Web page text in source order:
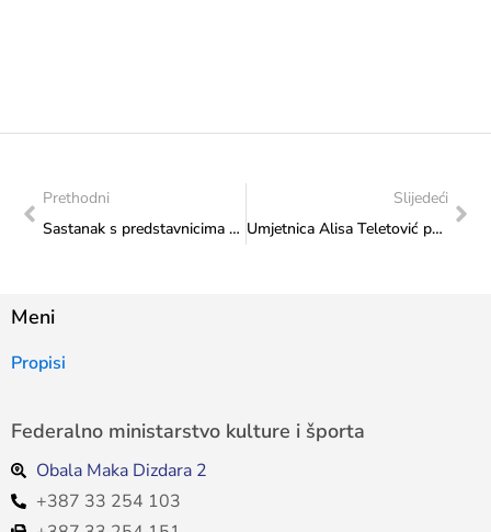
Prethodni
Sastanak s predstavnicima Orijentalnog instituta Univerziteta u Sarajevu
Slijedeći
Umjetnica Alisa Teletović po drugi put predstavila BiH na Internacionalnoj izložbi u Dubaiju
Meni
Propisi
Federalno ministarstvo kulture i športa
Obala Maka Dizdara 2
+387 33 254 103